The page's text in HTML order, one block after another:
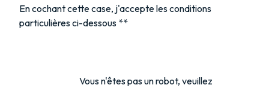
En cochant cette case, j'accepte les conditions
particulières ci-dessous **
Vous n'êtes pas un robot, veuillez